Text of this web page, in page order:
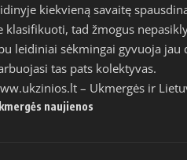
kiekvieną savaitę
klasifikuoti, tad žmogus
leidiniai sėkmingai gyvuoja
tas pats kolektyvas.
– Ukmergės ir
naujienos